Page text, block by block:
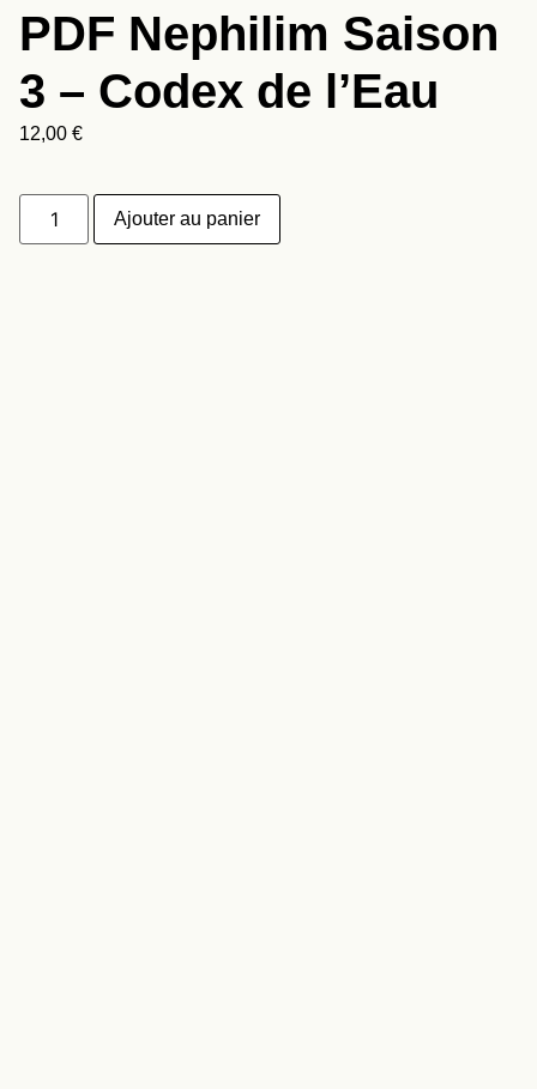
PDF Nephilim Saison
3 – Codex de l’Eau
12,00 €
Ajouter au panier